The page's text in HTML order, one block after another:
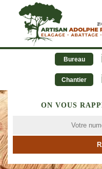
Bureau
Chantier
ON VOUS